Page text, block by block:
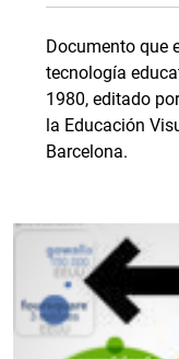
Documento que
tecnología
1980, editado
la Educación
Barcelona.